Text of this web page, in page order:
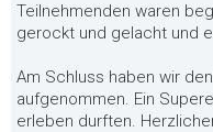
Teilnehmenden waren
gerockt und gelacht und
Am Schluss haben wir
aufgenommen. Ein
erleben durften.